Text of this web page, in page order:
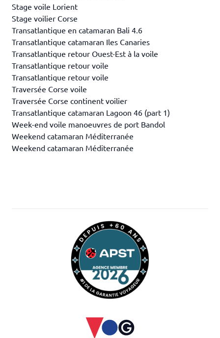
Stage voile Lorient
Stage voilier Corse
Transatlantique en catamaran Bali 4.6
Transatlantique catamaran Iles Canaries
Transatlantique retour Ouest-Est à la voile
Transatlantique retour voile
Transatlantique retour voile
Traversée Corse voile
Traversée Corse continent voilier
Transatlantique catamaran Lagoon 46 (part 1)
Week-end voile manoeuvres de port Bandol
Weekend catamaran Méditerranée
Weekend catamaran Méditerranée